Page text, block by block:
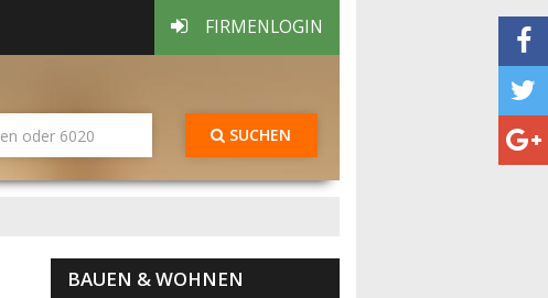
FIRMENLOGIN
SUCHEN
BAUEN & WOHNEN